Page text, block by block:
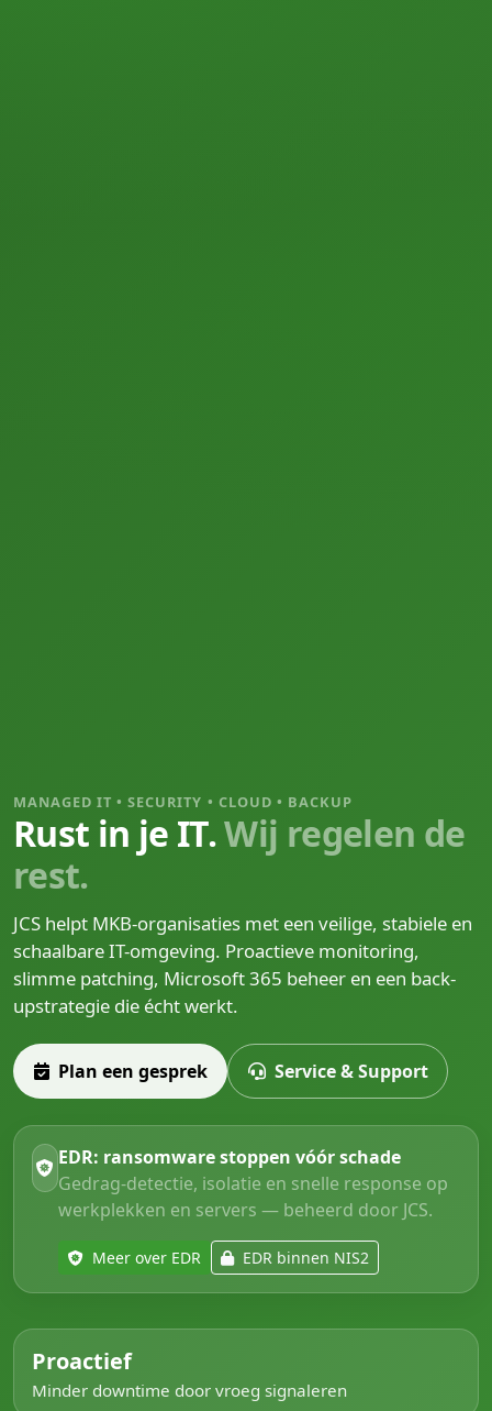
MANAGED IT • SECURITY • CLOUD • BACKUP
Rust in je IT.Wij regelen de
rest.
JCS helpt MKB-organisaties met een veilige, stabiele en
schaalbare IT-omgeving. Proactieve monitoring,
slimme patching, Microsoft 365 beheer en een back-
upstrategie die écht werkt.
Plan een gesprek Service & Support
EDR: ransomware stoppen vóór schade
Gedrag-detectie, isolatie en snelle response op
werkplekken en servers — beheerd door JCS.
Meer over EDR EDR binnen NIS2
Proactief
Minder downtime door vroeg signaleren